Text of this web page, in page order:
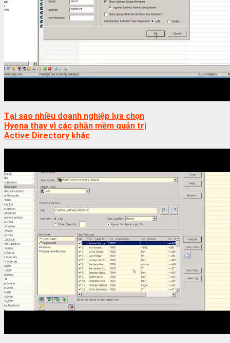
Tại sao nhiều doanh nghiệp lựa chọn
Hyena thay vì các phần mềm quản trị
Active Directory khác